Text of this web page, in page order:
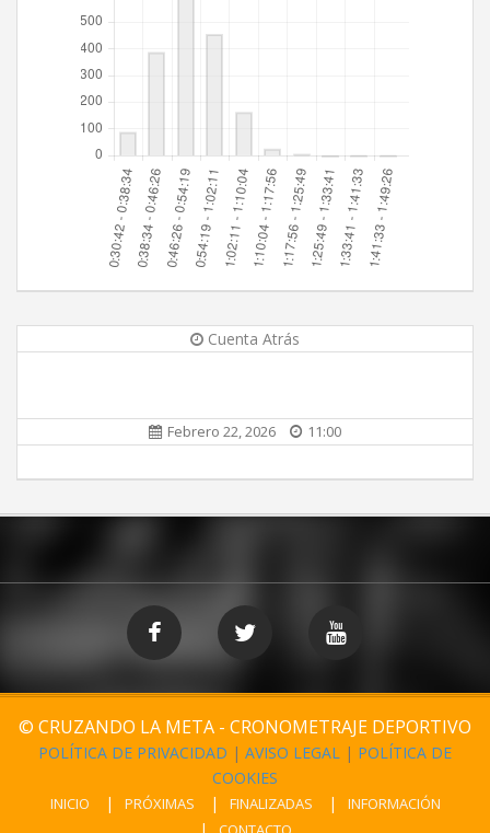
Cuenta Atrás
Febrero 22, 2026 11:00
© CRUZANDO LA META - CRONOMETRAJE DEPORTIVO
POLÍTICA DE PRIVACIDAD | AVISO LEGAL | POLÍTICA DE
COOKIES
INICIO PRÓXIMAS FINALIZADAS
INFORMACIÓN